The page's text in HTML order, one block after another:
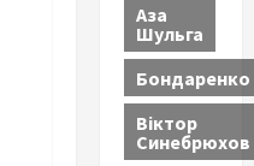
Аза
Шульга
Бондаренко
Віктор
Синебрюхов